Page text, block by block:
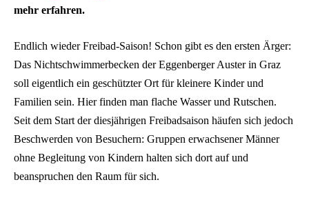
mehr erfahren.
Endlich wieder Freibad-Saison! Schon gibt es den ersten Ärger:
Das Nichtschwimmerbecken der Eggenberger Auster in Graz
soll eigentlich ein geschützter Ort für kleinere Kinder und
Familien sein. Hier finden man flache Wasser und Rutschen.
Seit dem Start der diesjährigen Freibadsaison häufen sich jedoch
Beschwerden von Besuchern: Gruppen erwachsener Männer
ohne Begleitung von Kindern halten sich dort auf und
beanspruchen den Raum für sich.